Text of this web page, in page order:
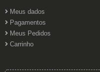
Meus dados
Pagamentos
Meus Pedidos
Carrinho